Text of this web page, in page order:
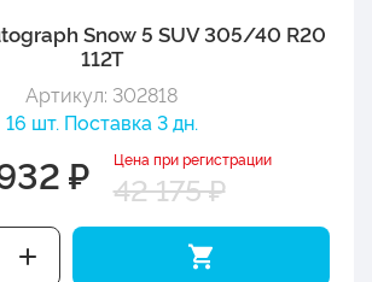
Snow 5 SUV 305/40 R20
112T
Артикул: 302818
16 шт. Поставка 3 дн.
₽ Цена при регистрации
42 175 ₽